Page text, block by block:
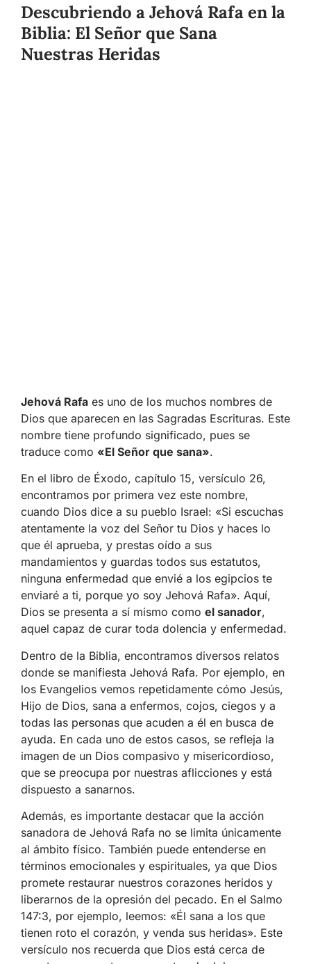
Descubriendo a Jehová Rafa en la
Biblia: El Señor que Sana
Nuestras Heridas
Jehová Rafa es uno de los muchos nombres de
Dios que aparecen en las Sagradas Escrituras. Este
nombre tiene profundo significado, pues se
traduce como «El Señor que sana».
En el libro de Éxodo, capítulo 15, versículo 26,
encontramos por primera vez este nombre,
cuando Dios dice a su pueblo Israel: «Si escuchas
atentamente la voz del Señor tu Dios y haces lo
que él aprueba, y prestas oído a sus
mandamientos y guardas todos sus estatutos,
ninguna enfermedad que envié a los egipcios te
enviaré a ti, porque yo soy Jehová Rafa». Aquí,
Dios se presenta a sí mismo como el sanador,
aquel capaz de curar toda dolencia y enfermedad.
Dentro de la Biblia, encontramos diversos relatos
donde se manifiesta Jehová Rafa. Por ejemplo, en
los Evangelios vemos repetidamente cómo Jesús,
Hijo de Dios, sana a enfermos, cojos, ciegos y a
todas las personas que acuden a él en busca de
ayuda. En cada uno de estos casos, se refleja la
imagen de un Dios compasivo y misericordioso,
que se preocupa por nuestras aflicciones y está
dispuesto a sanarnos.
Además, es importante destacar que la acción
sanadora de Jehová Rafa no se limita únicamente
al ámbito físico. También puede entenderse en
términos emocionales y espirituales, ya que Dios
promete restaurar nuestros corazones heridos y
liberarnos de la opresión del pecado. En el Salmo
147:3, por ejemplo, leemos: «Él sana a los que
tienen roto el corazón, y venda sus heridas». Este
versículo nos recuerda que Dios está cerca de